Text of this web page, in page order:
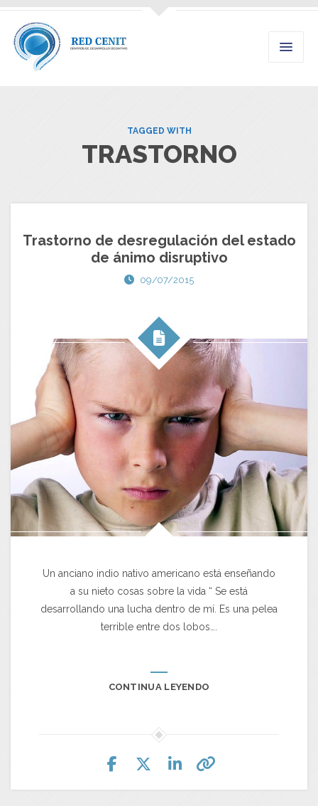
TAGGED WITH
TRASTORNO
Trastorno de desregulación del estado
de ánimo disruptivo
09/07/2015
Un anciano indio nativo americano está enseñando
a su nieto cosas sobre la vida “ Se está
desarrollando una lucha dentro de mí. Es una pelea
terrible entre dos lobos….
CONTINUA LEYENDO